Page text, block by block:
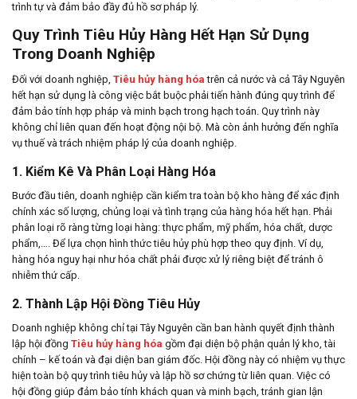
trình tự và đảm bảo đầy đủ hồ sơ pháp lý.
Quy Trình Tiêu Hủy Hàng Hết Hạn Sử Dụng
Trong Doanh Nghiệp
Đối với doanh nghiệp, Tiêu hủy hàng hóa trên cả nước và cả Tây Nguyên
hết hạn sử dụng là công việc bắt buộc phải tiến hành đúng quy trình để
đảm bảo tính hợp pháp và minh bạch trong hạch toán. Quy trình này
không chỉ liên quan đến hoạt động nội bộ. Mà còn ảnh hưởng đến nghĩa
vụ thuế và trách nhiệm pháp lý của doanh nghiệp.
1. Kiểm Kê Và Phân Loại Hàng Hóa
Bước đầu tiên, doanh nghiệp cần kiểm tra toàn bộ kho hàng để xác định
chính xác số lượng, chủng loại và tình trạng của hàng hóa hết hạn. Phải
phân loại rõ ràng từng loại hàng: thực phẩm, mỹ phẩm, hóa chất, dược
phẩm,…. Để lựa chọn hình thức tiêu hủy phù hợp theo quy định. Ví dụ,
hàng hóa nguy hại như hóa chất phải được xử lý riêng biệt để tránh ô
nhiễm thứ cấp.
2. Thành Lập Hội Đồng Tiêu Hủy
Doanh nghiệp không chỉ tại Tây Nguyên cần ban hành quyết định thành
lập hội đồng Tiêu hủy hàng hóa gồm đại diện bộ phận quản lý kho, tài
chính – kế toán và đại diện ban giám đốc. Hội đồng này có nhiệm vụ thực
hiện toàn bộ quy trình tiêu hủy và lập hồ sơ chứng từ liên quan. Việc có
hội đồng giúp đảm bảo tính khách quan và minh bạch, tránh gian lận